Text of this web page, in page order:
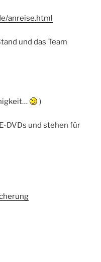
anreise.html
und das Team
)
DVDs und stehen für